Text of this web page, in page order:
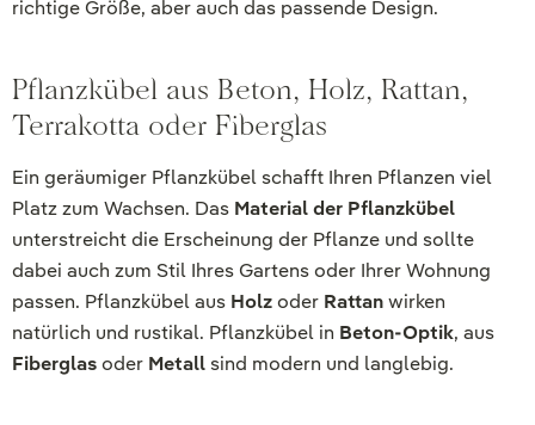
richtige Größe, aber auch das passende Design.
Pflanzkübel aus Beton, Holz, Rattan,
Terrakotta oder Fiberglas
Ein geräumiger Pflanzkübel schafft Ihren Pflanzen viel
Platz zum Wachsen. Das Material der Pflanzkübel
unterstreicht die Erscheinung der Pflanze und sollte
dabei auch zum Stil Ihres Gartens oder Ihrer Wohnung
passen. Pflanzkübel aus Holzoder Rattanwirken
natürlich und rustikal. Pflanzkübel in Beton-Optik, aus
Fiberglasoder Metallsind modern und langlebig.